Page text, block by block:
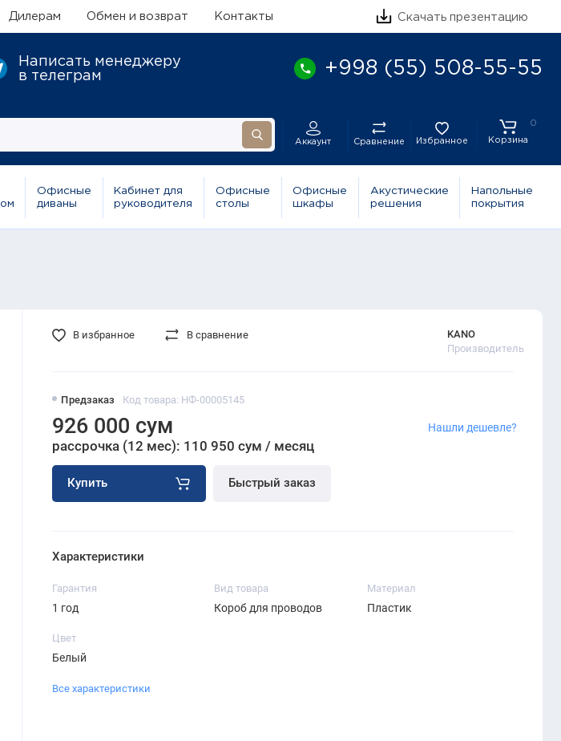
Дилерам Обмен и возврат Контакты Скачать презентацию
Написать менеджеру
в телеграм
+998 (55) 508-55-55
Аккаунт Сравнение Избранное
0
Корзина
Офисные
диваны
Кабинет для
руководителя
Офисные
столы
Офисные
шкафы
Акустические
решения
Напольные
покрытия
Предзаказ Код товара: НФ-00005145
KANO
Производитель
926 000 сум
рассрочка (12 мес): 110 950 сум / месяц
Купить Быстрый заказ
Нашли дешевле?
В избранное В сравнение
Характеристики
Гарантия
1 год
Вид товара
Короб для проводов
Материал
Пластик
Цвет
Белый
Все характеристики